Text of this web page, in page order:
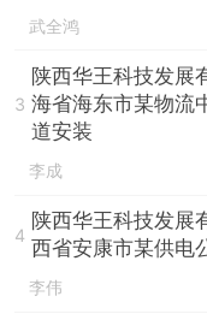
武全鸿
3
陕西华王科技发展
海省海东市某物流
道安装
李成
4
陕西华王科技发展
西省安康市某供电
李伟